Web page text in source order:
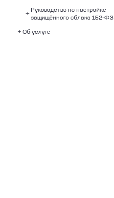
Установка VMware Tools
центра
в интернет
VMware Cloud Director API
Руководство по настройке
защищённого облака 152-ФЗ
Топология подключения VM
Об услуге